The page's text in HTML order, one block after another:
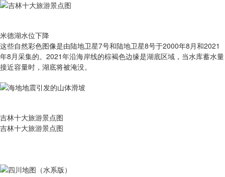
米德湖水位下降
这些自然彩色图像是由陆地卫星7号和陆地卫星8号于2000年8月和2021
年8月采集的。2021年沿海岸线的棕褐色边缘是湖底区域，当水库蓄水量
接近容量时，湖底将被淹没。
吉林十大旅游景点图
吉林十大旅游景点图